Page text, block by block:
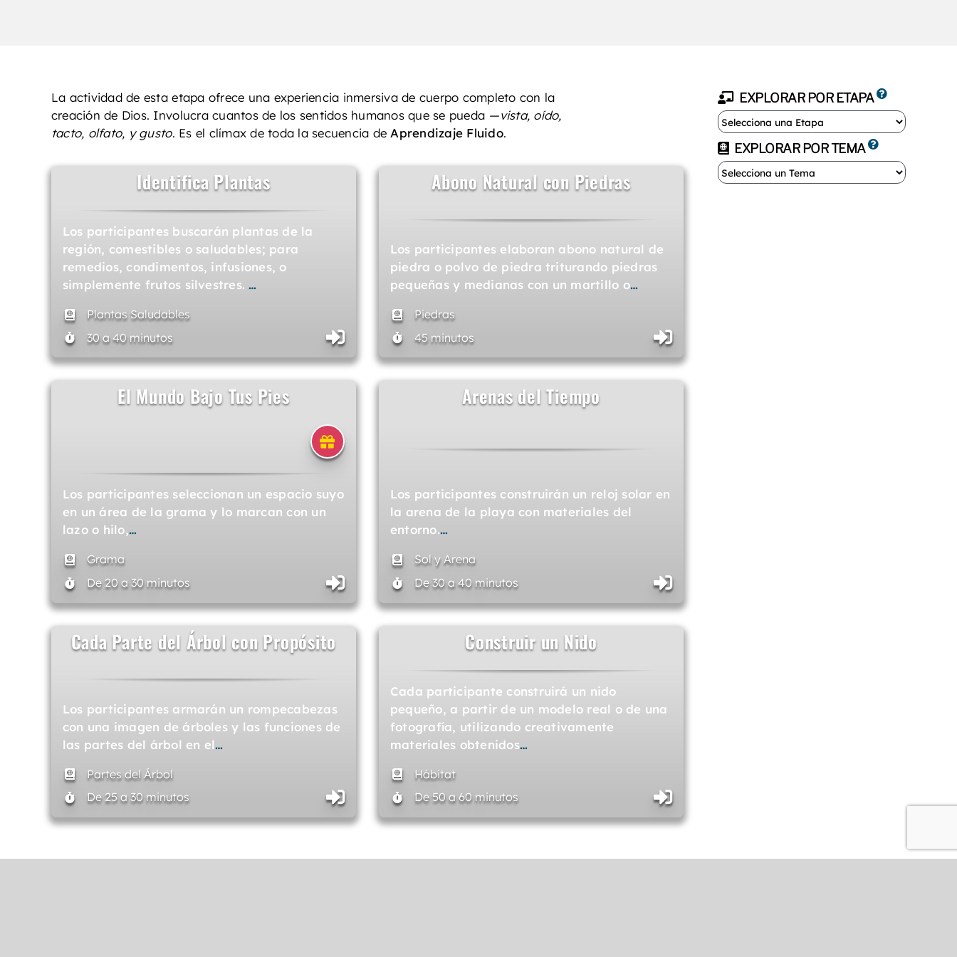
La actividad de esta etapa ofrece una experiencia inmersiva de cuerpo completo con la
creación de Dios. Involucra cuantos de los sentidos humanos que se pueda —vista, oído,
tacto, olfato, y gusto. Es el clímax de toda la secuencia de Aprendizaje Fluido.
Identifica Plantas
Los participantes buscarán plantas de la
región, comestibles o saludables; para
remedios, condimentos, infusiones, o
simplemente frutos silvestres.…
Plantas Saludables
30 a 40 minutos
Abono Natural con Piedras
Los participantes elaboran abono natural de
piedra o polvo de piedra triturando piedras
pequeñas y medianas con un martillo o…
Piedras
45 minutos
El Mundo Bajo Tus Pies
Los participantes seleccionan un espacio suyo
en un área de la grama y lo marcan con un
lazo o hilo,…
Grama
De 20 a 30 minutos
Arenas del Tiempo
Los participantes construirán un reloj solar en
la arena de la playa con materiales del
entorno.…
Sol y Arena
De 30 a 40 minutos
Cada Parte del Árbol con Propósito
Los participantes armarán un rompecabezas
con una imagen de árboles y las funciones de
las partes del árbol en el…
Partes del Árbol
De 25 a 30 minutos
Construir un Nido
Cada participante construirá un nido
pequeño, a partir de un modelo real o de una
fotografía, utilizando creativamente
materiales obtenidos…
Hábitat
De 50 a 60 minutos
EXPLORAR POR ETAPA
EXPLORAR POR TEMA